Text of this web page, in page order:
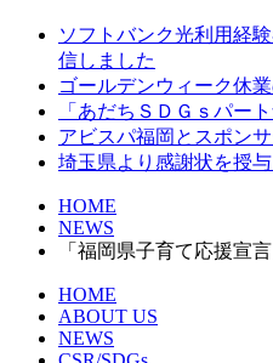
ソフトバンク光利用経
信しました
ゴールデンウィーク休
「あだちＳＤＧｓパー
アビスパ福岡とスポン
埼玉県より感謝状を授
HOME
NEWS
「福岡県子育て応援宣
HOME
ABOUT US
NEWS